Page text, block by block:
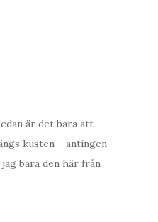
är det bara att
kusten – antingen
bara den här från